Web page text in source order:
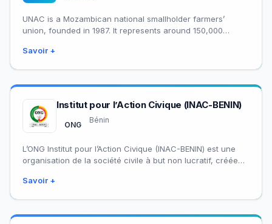
UNAC is a Mozambican national smallholder farmers’
union, founded in 1987. It represents around 150,000
district,…
Savoir +
Institut pour l’Action Civique (INAC-BENIN)
ONG
Bénin
L’ONG Institut pour l’Action Civique (INAC-BENIN) est une
organisation de la société civile à but non lucratif, créée
Savoir +